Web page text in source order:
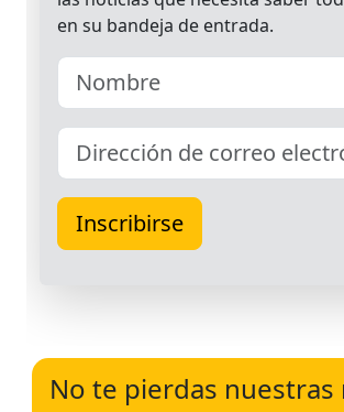
No te pierdas nuestras